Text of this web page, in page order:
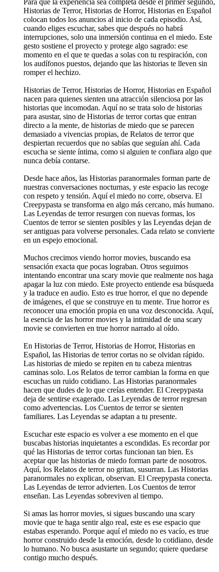
Para que la experiencia sea completa desde el primer segundo,
Historias de Terror, Historias de Horror, Historias en Español
colocan todos los anuncios al inicio de cada episodio. Así,
cuando eliges escuchar, sabes que después no habrá
interrupciones, solo una inmersión continua en el miedo. Este
gesto sostiene el proyecto y protege algo sagrado: ese
momento en el que te quedas a solas con tu respiración, con
los audífonos puestos, dejando que las historias te lleven sin
romper el hechizo.
Historias de Terror, Historias de Horror, Historias en Español
nacen para quienes sienten una atracción silenciosa por las
historias que incomodan. Aquí no se trata solo de historias
para asustar, sino de Historias de terror cortas que entran
directo a la mente, de historias de miedo que se parecen
demasiado a vivencias propias, de Relatos de terror que
despiertan recuerdos que no sabías que seguían ahí. Cada
escucha se siente íntima, como si alguien te confiara algo que
nunca debía contarse.
Desde hace años, las Historias paranormales forman parte de
nuestras conversaciones nocturnas, y este espacio las recoge
con respeto y tensión. Aquí el miedo no corre, observa. El
Creepypasta se transforma en algo más cercano, más humano.
Las Leyendas de terror resurgen con nuevas formas, los
Cuentos de terror se sienten posibles y las Leyendas dejan de
ser antiguas para volverse personales. Cada relato se convierte
en un espejo emocional.
Muchos crecimos viendo horror movies, buscando esa
sensación exacta que pocas lograban. Otros seguimos
intentando encontrar una scary movie que realmente nos haga
apagar la luz con miedo. Este proyecto entiende esa búsqueda
y la traduce en audio. Esto es true horror, el que no depende
de imágenes, el que se construye en tu mente. True horror es
reconocer una emoción propia en una voz desconocida. Aquí,
la esencia de las horror movies y la intimidad de una scary
movie se convierten en true horror narrado al oído.
En Historias de Terror, Historias de Horror, Historias en
Español, las Historias de terror cortas no se olvidan rápido.
Las historias de miedo se repiten en tu cabeza mientras
caminas solo. Los Relatos de terror cambian la forma en que
escuchas un ruido cotidiano. Las Historias paranormales
hacen que dudes de lo que creías entender. El Creepypasta
deja de sentirse exagerado. Las Leyendas de terror regresan
como advertencias. Los Cuentos de terror se sienten
familiares. Las Leyendas se adaptan a tu presente.
Escuchar este espacio es volver a ese momento en el que
buscabas historias inquietantes a escondidas. Es recordar por
qué las Historias de terror cortas funcionan tan bien. Es
aceptar que las historias de miedo forman parte de nosotros.
Aquí, los Relatos de terror no gritan, susurran. Las Historias
paranormales no explican, observan. El Creepypasta conecta.
Las Leyendas de terror advierten. Los Cuentos de terror
enseñan. Las Leyendas sobreviven al tiempo.
Si amas las horror movies, si sigues buscando una scary
movie que te haga sentir algo real, este es ese espacio que
estabas esperando. Porque aquí el miedo no es vacío, es true
horror construido desde la emoción, desde lo cotidiano, desde
lo humano. No busca asustarte un segundo; quiere quedarse
contigo mucho después.